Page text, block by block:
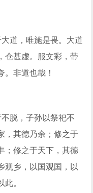
道，唯施是畏。大道
仓甚虚。服文彩，带
。非道也哉！
脱，子孙以祭祀不
，其德乃余；修之于
；修之于天下，其德
观乡，以国观国，以
。